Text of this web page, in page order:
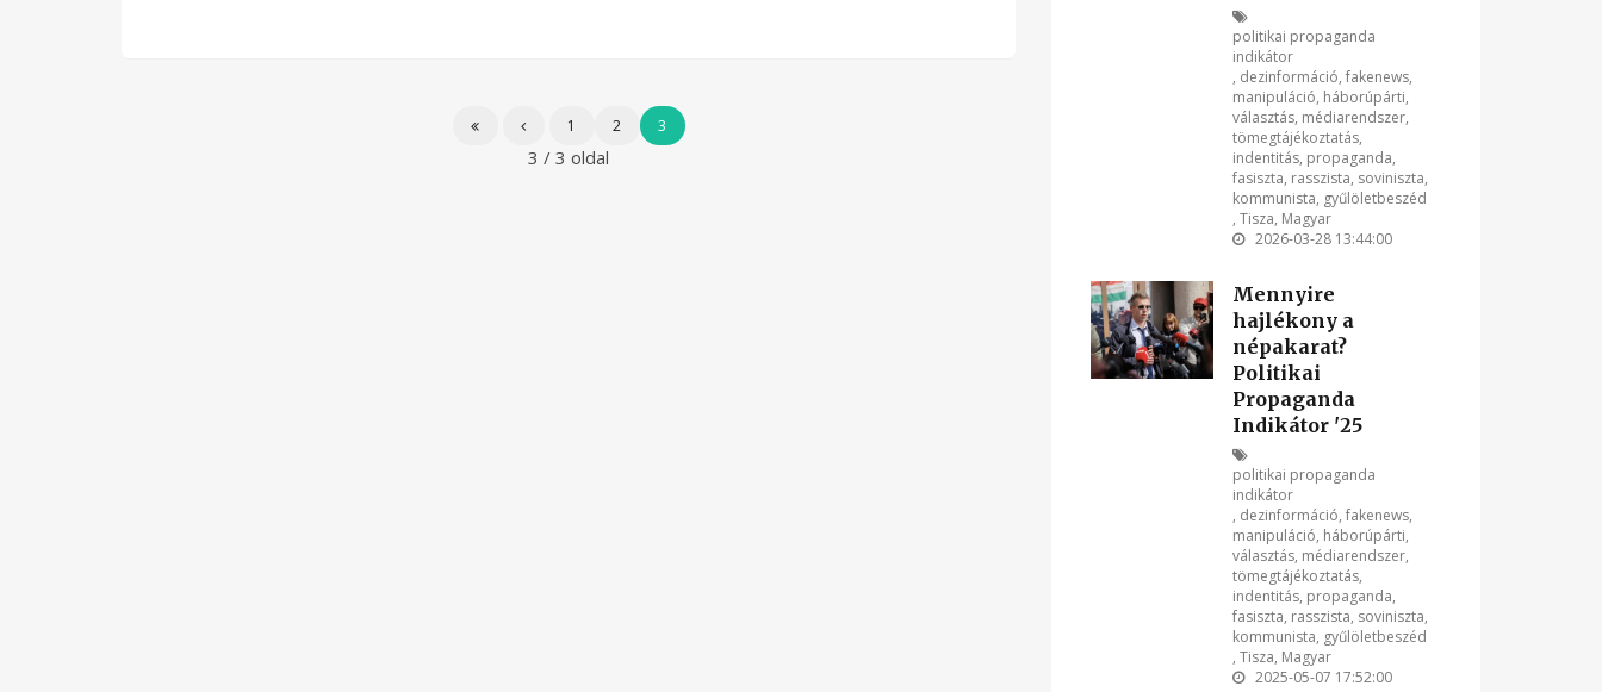
1 2 3
3 / 3 oldal
politikai propaganda
indikátor
, dezinformáció, fakenews,
manipuláció, háborúpárti,
választás, médiarendszer,
tömegtájékoztatás,
indentitás, propaganda,
fasiszta, rasszista, soviniszta,
kommunista, gyűlöletbeszéd
, Tisza, Magyar
2026-03-28 13:44:00
Mennyire
hajlékony a
népakarat?
Politikai
Propaganda
Indikátor '25
politikai propaganda
indikátor
, dezinformáció, fakenews,
manipuláció, háborúpárti,
választás, médiarendszer,
tömegtájékoztatás,
indentitás, propaganda,
fasiszta, rasszista, soviniszta,
kommunista, gyűlöletbeszéd
, Tisza, Magyar
2025-05-07 17:52:00